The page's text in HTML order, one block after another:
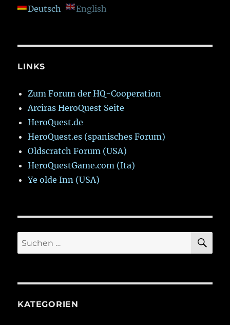
Deutsch English
LINKS
Zum Forum der HQ-Cooperation
Arciras HeroQuest Seite
HeroQuest.de
HeroQuest.es (spanisches Forum)
Oldscratch Forum (USA)
HeroQuestGame.com (Ita)
Ye olde Inn (USA)
Suchen
nach:
KATEGORIEN